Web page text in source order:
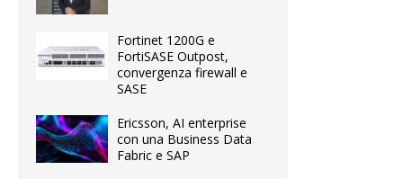
Fortinet 1200G e
FortiSASE Outpost,
convergenza firewall e
SASE
Ericsson, AI enterprise
con una Business Data
Fabric e SAP